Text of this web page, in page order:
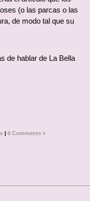
(o las parcas o las
de modo tal que su
de hablar de La Bella
| 6 Comments »